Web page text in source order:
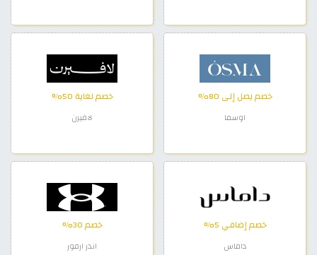
خصم يصل إلى 80%
اوسما
خصم لغاية 50%
لافيرن
خصم إضافي 5%
داماس
خصم 30%
اندر ارمور